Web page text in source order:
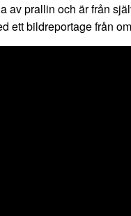
av prallin och är från
ett bildreportage från